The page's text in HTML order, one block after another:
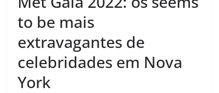
to be mais
extravagantes de
celebridades em Nova
York